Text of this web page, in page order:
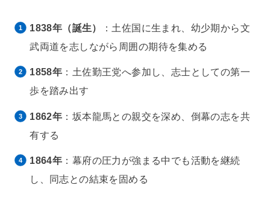
1838年（誕生）
：土佐国に生まれ、幼少期から文
武両道を志しながら周囲の期待を集める
1858年 ：土佐勤王党へ参加し、志士としての第一
歩を踏み出す
1862年 ：坂本龍馬との親交を深め、倒幕の志を共
有する
1864年 ：幕府の圧力が強まる中でも活動を継続
し、同志との結束を固める